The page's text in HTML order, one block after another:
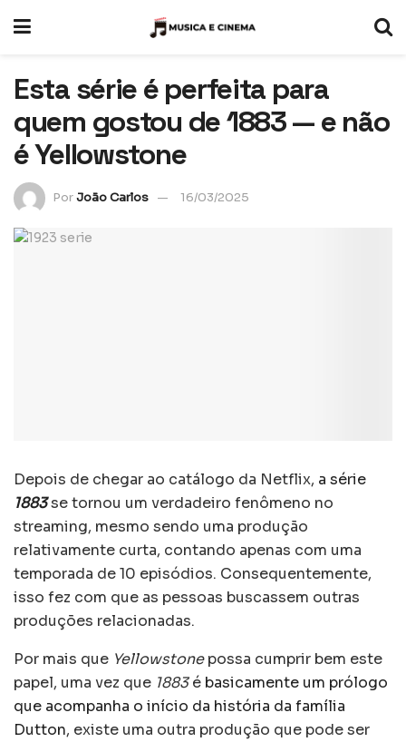
Esta série é perfeita para
quem gostou de 1883 — e não
é Yellowstone
PorJoão Carlos 16/03/2025
Depois de chegar ao catálogo da Netflix, a série
1883se tornou um verdadeiro fenômeno no
streaming, mesmo sendo uma produção
relativamente curta, contando apenas com uma
temporada de 10 episódios. Consequentemente,
isso fez com que as pessoas buscassem outras
produções relacionadas.
Por mais que Yellowstonepossa cumprir bem este
papel, uma vez que 1883é basicamente um prólogo
que acompanha o início da história da família
Dutton, existe uma outra produção que pode ser